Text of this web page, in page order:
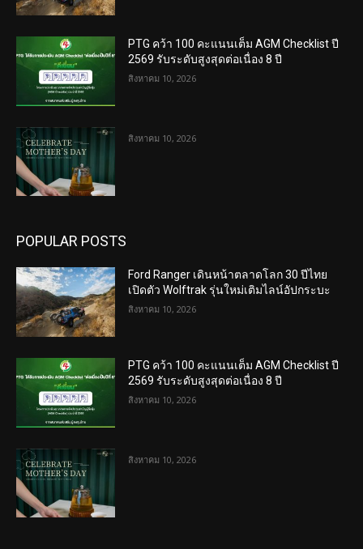
PTG คว้า 100 คะแนนเต็ม AGM Checklist ปี
2569 รับระดับสูงสุดต่อเนื่อง 8 ปี
สิงหาคม 10, 2026
สิงหาคม 10, 2026
POPULAR POSTS
Ford Ranger เดินหน้าตลาดโลก 30 ปีไทย
เปิดตัว Wolftrak รุ่นใหม่เติมไลน์อัปกระบะ
สิงหาคม 10, 2026
PTG คว้า 100 คะแนนเต็ม AGM Checklist ปี
2569 รับระดับสูงสุดต่อเนื่อง 8 ปี
สิงหาคม 10, 2026
สิงหาคม 10, 2026